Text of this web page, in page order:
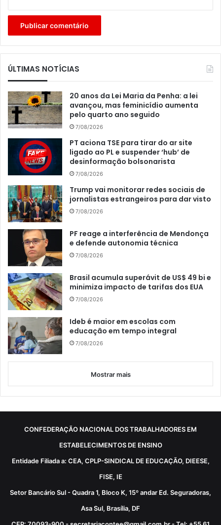
ÚLTIMAS NOTÍCIAS
20 anos da Lei Maria da Penha: a lei
avançou, mas feminicídio aumenta
pelo quarto ano seguido
7/08/2026
PT aciona TSE para tirar do ar site
ligado ao PL e suspender ‘hub’ de
desinformação bolsonarista
7/08/2026
Trump vai monitorar redes sociais de
jornalistas estrangeiros para dar visto
7/08/2026
PF reage a interferência de Mendonça
e defende autonomia técnica
7/08/2026
Brasil acumula superávit de US$ 49 bi e
minimiza impacto de tarifas dos EUA
7/08/2026
Ideb é maior em escolas com
educação em tempo integral
7/08/2026
Mostrar mais
CONFEDERAÇÃO NACIONAL DOS TRABALHADORES EM
ESTABELECIMENTOS DE ENSINO
Entidade Filiada a: CEA, CPLP-SINDICAL DE EDUCAÇÃO, DIEESE,
FISE, IE
Setor Bancário Sul - Quadra 1, Bloco K, 15º andar Ed. Seguradoras,
Asa Sul, Brasília, DF